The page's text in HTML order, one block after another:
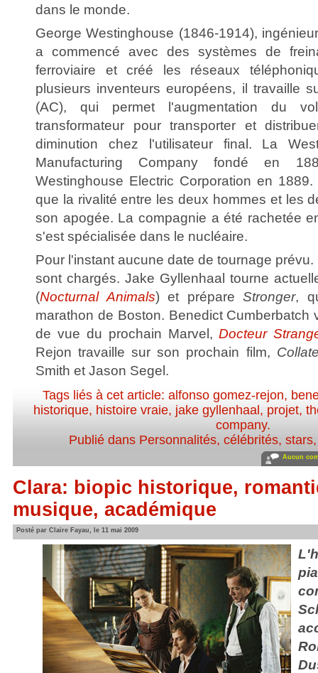
dans le monde.
George Westinghouse (1846-1914),
a commencé avec des systèmes de
ferroviaire et créé les réseaux
plusieurs inventeurs européens, il travaille
(AC), qui permet l'augmentation du
transformateur pour transporter et
diminution chez l'utilisateur final. La
Manufacturing Company fondé en
Westinghouse Electric Corporation en
que la rivalité entre les deux hommes et les
son apogée. La compagnie a été rachetée
s'est spécialisée dans le nucléaire.
Pour l'instant aucune date de tournage
sont chargés. Jake Gyllenhaal tourne
(Nocturnal Animals) et prépareStronger,
marathon de Boston. Benedict Cumberbatch
de vue du prochain Marvel,Docteur
Rejon travaille sur son prochain film,
Smith et Jason Segel.
Tags liés à cet article:alfonso gomez-rejon,
historique, histoire vraie, jake gyllenhaal , projet,
company.
Publié dans Personnalités, célébrités, stars
Aucun
Clara: biopic historique,
musique, académique
Posté par Claire Fayau, le 11 mai 2009